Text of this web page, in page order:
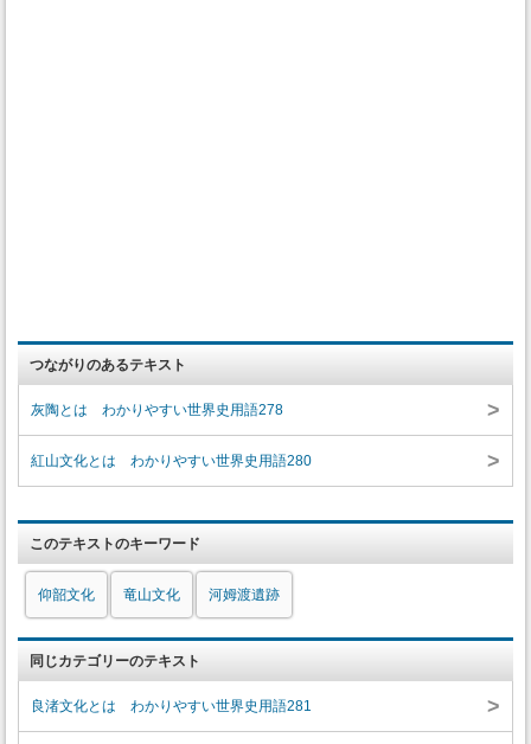
つながりのあるテキスト
灰陶とは わかりやすい世界史用語278 >
紅山文化とは わかりやすい世界史用語280 >
このテキストのキーワード
仰韶文化 竜山文化 河姆渡遺跡
同じカテゴリーのテキスト
良渚文化とは わかりやすい世界史用語281 >